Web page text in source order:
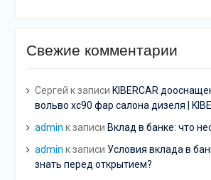
Свежие комментарии
Сергей к записи KIBERCAR
вольво хс90 фар салона дизеля |
admin к записи Вклад в банке: что
admin к записи Условия вклада в
знать перед открытием?